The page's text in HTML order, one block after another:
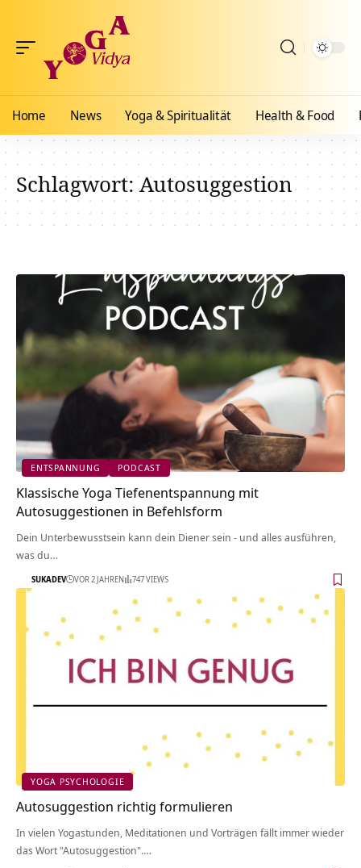
Home News Yoga & Spiritualität Health & Food
Schlagwort:Autosuggestion
ENTSPANNUNG PODCAST
Klassische Yoga Tiefenentspannung mit
Autosuggestionen in Befehlsform
Dein Unterbewusstsein kann dein Diener sein - und alles ausführen,
was du…
SUKADEV VOR 2 JAHREN 747 VIEWS
YOGA PSYCHOLOGIE
Autosuggestion richtig formulieren
In vielen Yogastunden, Meditationen und Vorträgen fällt immer wieder
das Wort "Autosuggestion".…